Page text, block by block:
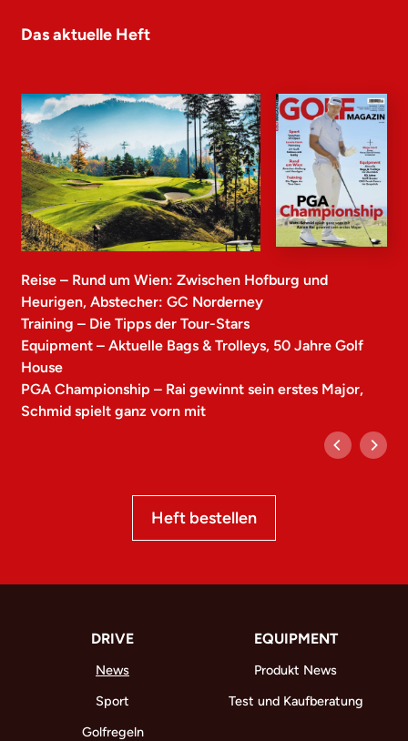
Das aktuelle Heft
Reise – Rund um Wien: Zwischen Hofburg und
Heurigen, Abstecher: GC Norderney
Training – Die Tipps der Tour-Stars
Equipment – Aktuelle Bags & Trolleys, 50 Jahre Golf
House
PGA Championship – Rai gewinnt sein erstes Major,
Schmid spielt ganz vorn mit
Heft bestellen
DRIVE
News
Sport
Golfregeln
EQUIPMENT
Produkt News
Test und Kaufberatung